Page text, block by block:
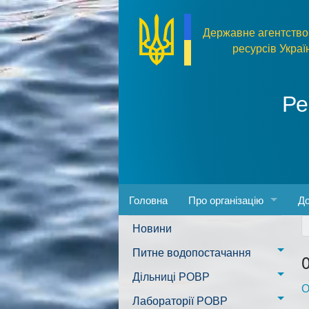
Перейти до основного матеріалу
Державне
ресурсів
Головна Про організацію
Адреса та розпорядок
Новини
Питне водопостачання
м. Миколаїв
Казанківська ТГ
Дільниці РОВР
Новоодеська дільниця –
Лабораторії РОВР